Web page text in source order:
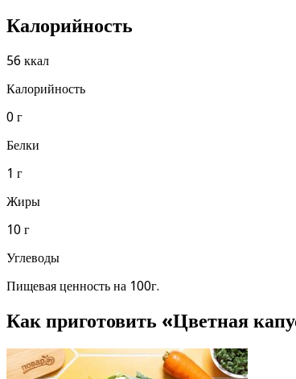
Калорийность
56 ккал
Калорийность
0 г
Белки
1 г
Жиры
10 г
Углеводы
Пищевая ценность на 100г.
Как приготовить «Цветная